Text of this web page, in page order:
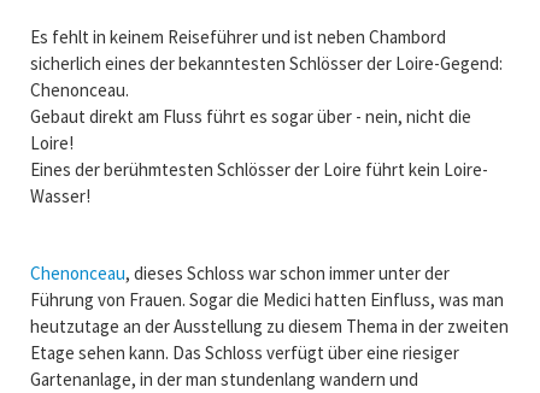
Es fehlt in keinem Reiseführer und ist neben Chambord
sicherlich eines der bekanntesten Schlösser der Loire-Gegend:
Chenonceau.
Gebaut direkt am Fluss führt es sogar über - nein, nicht die
Loire!
Eines der berühmtesten Schlösser der Loire führt kein Loire-
Wasser!
Chenonceau, dieses Schloss war schon immer unter der
Führung von Frauen. Sogar die Medici hatten Einfluss, was man
heutzutage an der Ausstellung zu diesem Thema in der zweiten
Etage sehen kann. Das Schloss verfügt über eine riesiger
Gartenanlage, in der man stundenlang wandern und